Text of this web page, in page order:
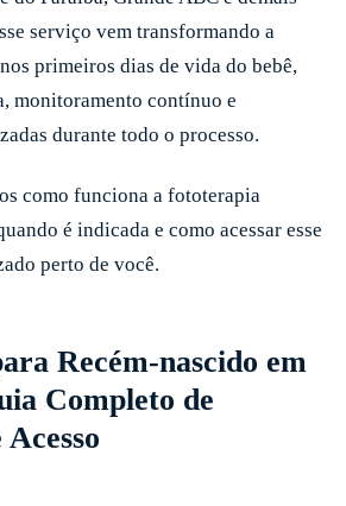
serviço vem transformando a
primeiros dias de vida do bebê,
monitoramento contínuo e
durante todo o processo.
como funciona a fototerapia
é indicada e como acessar esse
perto de você.
Recém-nascido em
Completo de